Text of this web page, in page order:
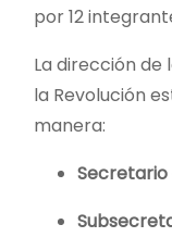
por 12
La dirección de
la Revolución
manera:
Secretario